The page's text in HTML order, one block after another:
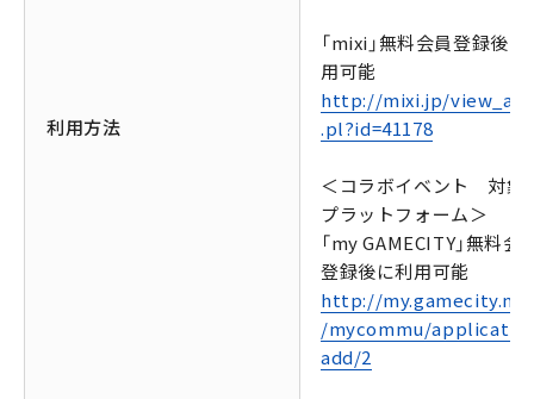
利用方法
「mixi」無料会員登録後に
用可能
http://mixi.jp/
.pl?id=41178
＜コラボイベント 対象
プラットフォーム＞
「my GAMECITY」無料会
登録後に利用可能
http://
/mycommu/
add/2